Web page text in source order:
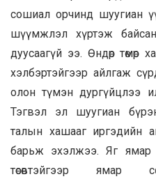
сошиал орчинд шуугиан
шүүмжлэл хүртэж
дуусаагүй ээ. Өндөр
хэлбэртэйгээр айлгаж
олон түмэн дургүйцлээ
Тэгвэл эл шуугиан
талын хашааг иргэдийн
барьж эхэлжээ. Яг ямар
төсөвтэйгээр ямар